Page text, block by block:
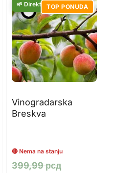
TOP PONUDA
Vinogradarska
Breskva
399,99рсдОригинална